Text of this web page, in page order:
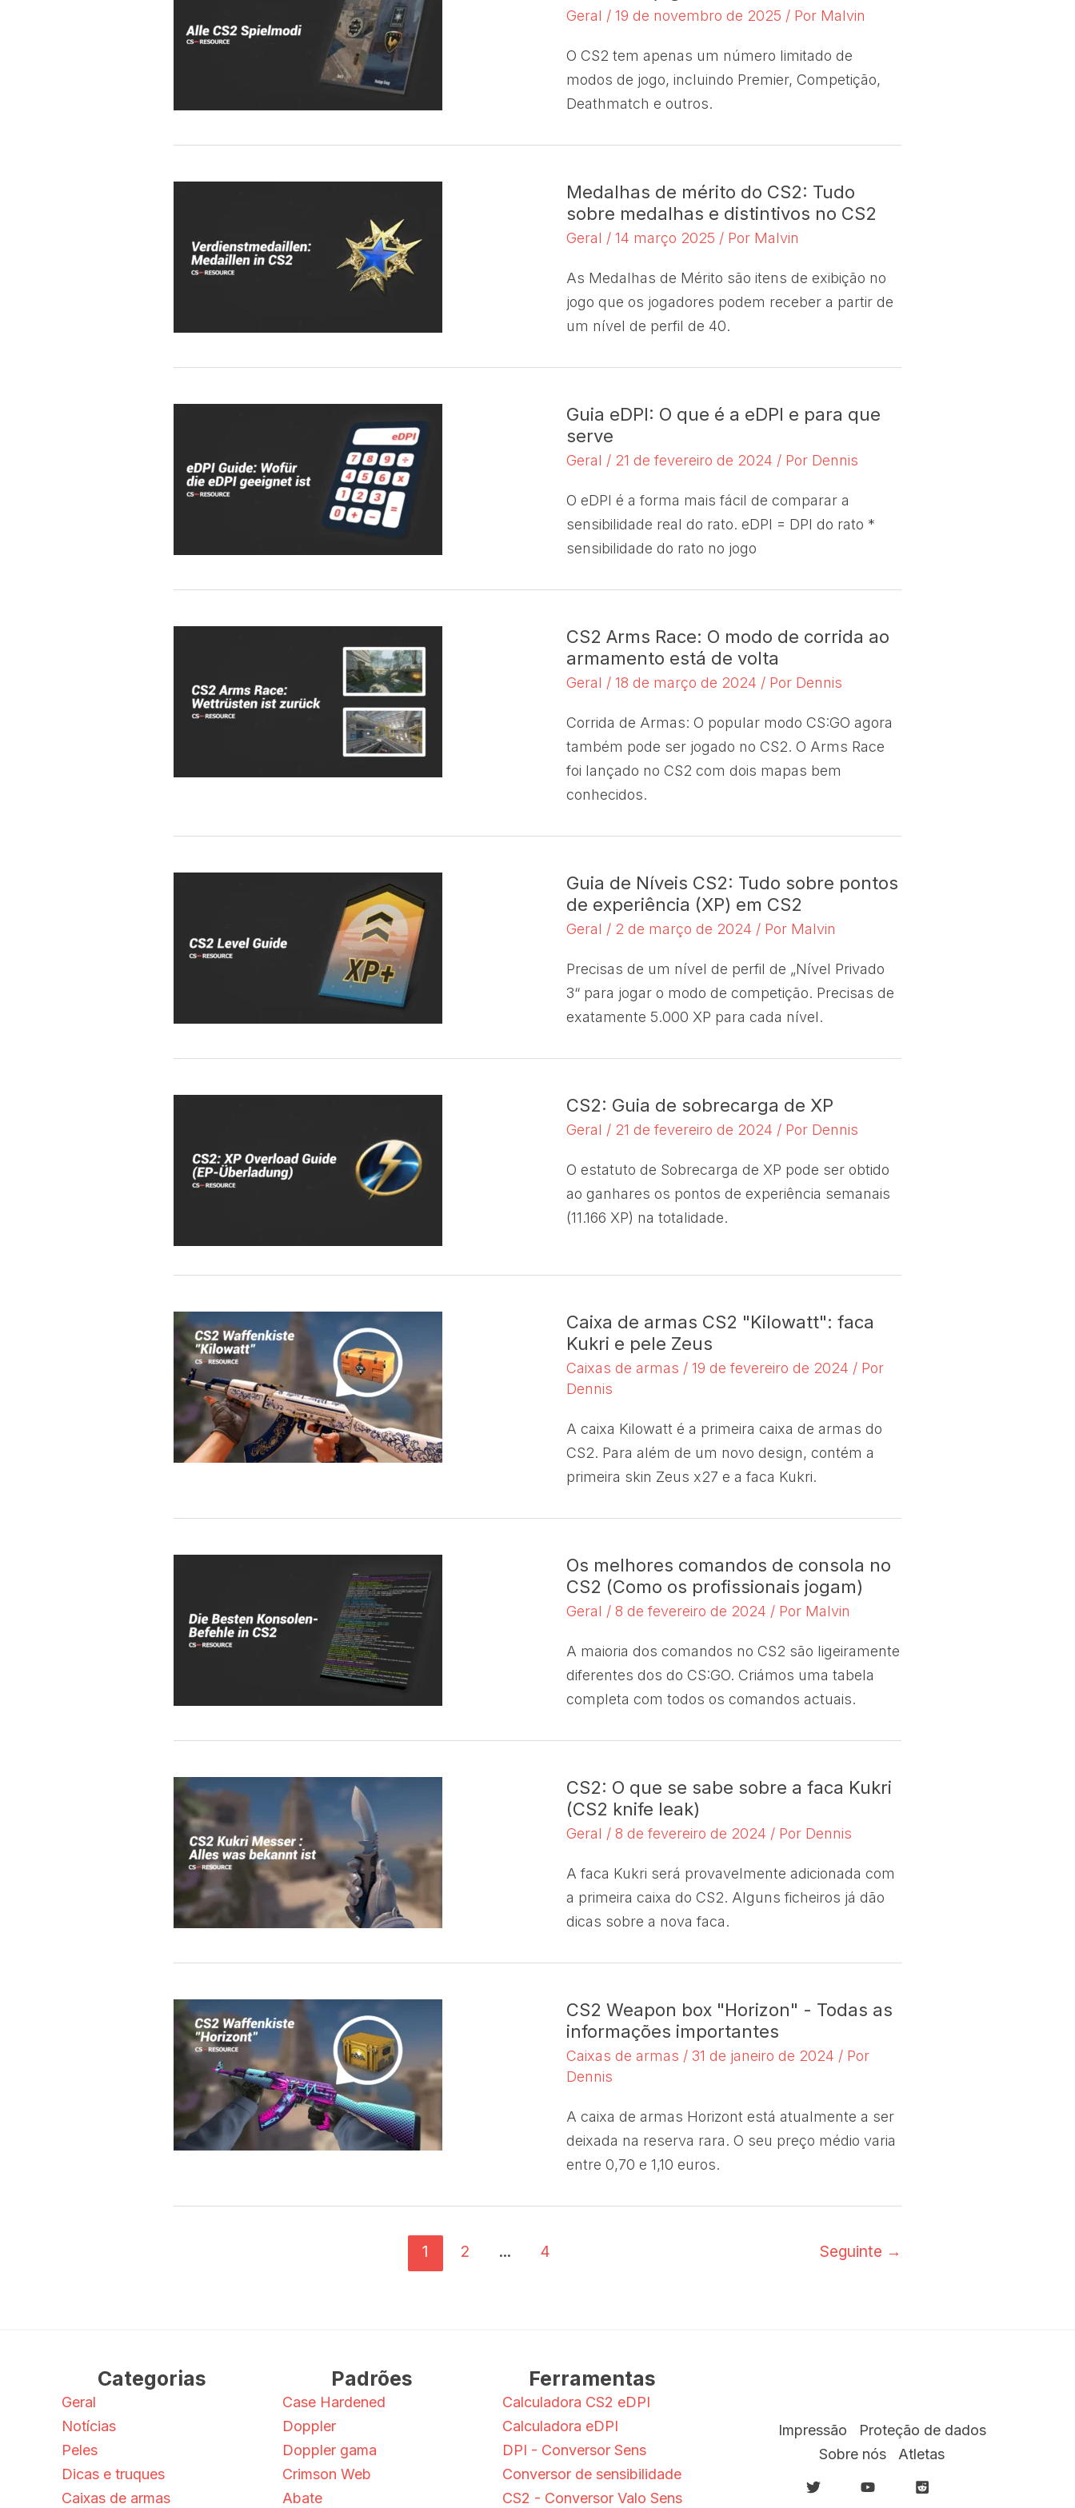
Geral / 19 de novembro de 2025 / Por Malvin
O CS2 tem apenas um número limitado de
modos de jogo, incluindo Premier, Competição,
Deathmatch e outros.
Medalhas de mérito do CS2: Tudo
sobre medalhas e distintivos no CS2
Geral / 14 março 2025 / Por Malvin
As Medalhas de Mérito são itens de exibição no
jogo que os jogadores podem receber a partir de
um nível de perfil de 40.
Guia eDPI: O que é a eDPI e para que
serve
Geral / 21 de fevereiro de 2024 / Por Dennis
O eDPI é a forma mais fácil de comparar a
sensibilidade real do rato. eDPI = DPI do rato *
sensibilidade do rato no jogo
CS2 Arms Race: O modo de corrida ao
armamento está de volta
Geral / 18 de março de 2024 / Por Dennis
Corrida de Armas: O popular modo CS:GO agora
também pode ser jogado no CS2. O Arms Race
foi lançado no CS2 com dois mapas bem
conhecidos.
Guia de Níveis CS2: Tudo sobre pontos
de experiência (XP) em CS2
Geral / 2 de março de 2024 / Por Malvin
Precisas de um nível de perfil de „Nível Privado
3“ para jogar o modo de competição. Precisas de
exatamente 5.000 XP para cada nível.
CS2: Guia de sobrecarga de XP
Geral / 21 de fevereiro de 2024 / Por Dennis
O estatuto de Sobrecarga de XP pode ser obtido
ao ganhares os pontos de experiência semanais
(11.166 XP) na totalidade.
Caixa de armas CS2 "Kilowatt": faca
Kukri e pele Zeus
Caixas de armas / 19 de fevereiro de 2024 / Por
Dennis
A caixa Kilowatt é a primeira caixa de armas do
CS2. Para além de um novo design, contém a
primeira skin Zeus x27 e a faca Kukri.
Os melhores comandos de consola no
CS2 (Como os profissionais jogam)
Geral / 8 de fevereiro de 2024 / Por Malvin
A maioria dos comandos no CS2 são ligeiramente
diferentes dos do CS:GO. Criámos uma tabela
completa com todos os comandos actuais.
CS2: O que se sabe sobre a faca Kukri
(CS2 knife leak)
Geral / 8 de fevereiro de 2024 / Por Dennis
A faca Kukri será provavelmente adicionada com
a primeira caixa do CS2. Alguns ficheiros já dão
dicas sobre a nova faca.
CS2 Weapon box "Horizon" - Todas as
informações importantes
Caixas de armas / 31 de janeiro de 2024 / Por
Dennis
A caixa de armas Horizont está atualmente a ser
deixada na reserva rara. O seu preço médio varia
entre 0,70 e 1,10 euros.
1 2 ... 4 Seguinte →
Categorias
Geral
Notícias
Peles
Dicas e truques
Caixas de armas
Padrões
Case Hardened
Doppler
Doppler gama
Crimson Web
Abate
Ferramentas
Calculadora CS2 eDPI
Calculadora eDPI
DPI - Conversor Sens
Conversor de sensibilidade
CS2 - Conversor Valo Sens
Impressão
Proteção de dados
Sobre nós
Atletas